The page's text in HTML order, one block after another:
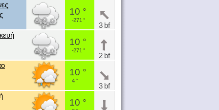
10 °
-271 °
3 bf
10 °
-271 °
2 bf
10 °
4 °
3 bf
10 °